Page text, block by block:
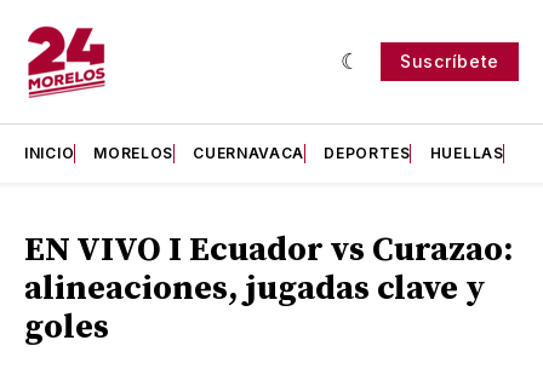
Suscríbete
INICIO MORELOS CUERNAVACA DEPORTES HUELLAS
EN VIVO I Ecuador vs Curazao:
alineaciones, jugadas clave y
goles